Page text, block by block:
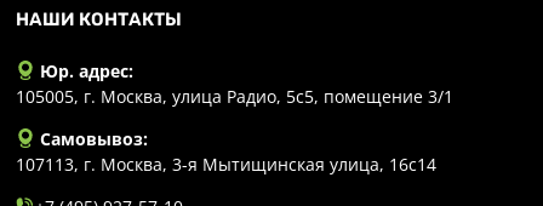
НАШИ КОНТАКТЫ
Юр. адрес:
105005, г. Москва, улица Радио, 5с5, помещение 3/1
Самовывоз:
107113, г. Москва, 3-я Мытищинская улица, 16с14